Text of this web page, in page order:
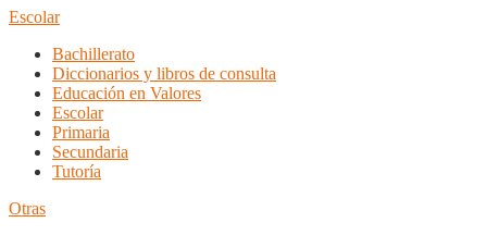
Escolar
Bachillerato
Diccionarios y libros de consulta
Educación en Valores
Escolar
Primaria
Secundaria
Tutoría
Otras